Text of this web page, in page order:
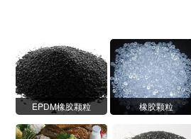
EPDM橡胶颗粒 橡胶颗粒